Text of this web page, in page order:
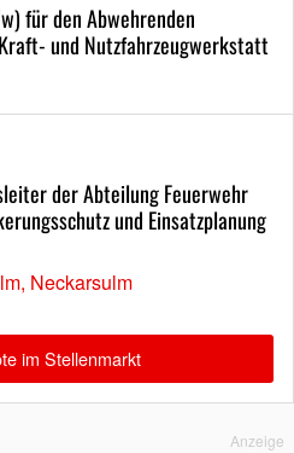
für den Abwehrenden
und Nutzfahrzeugwerkstatt
der Abteilung Feuerwehr
und Einsatzplanung
Neckarsulm
im Stellenmarkt
Anzeige